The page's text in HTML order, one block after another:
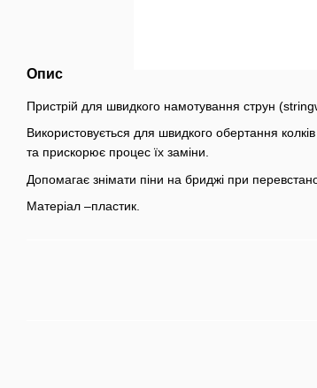
Опис
Пристрій для швидкого намотування струн
Використовується для швидкого обертання
та прискорює процес їх заміни.
Допомагає знімати піни на бриджі при
Матеріал –пластик.